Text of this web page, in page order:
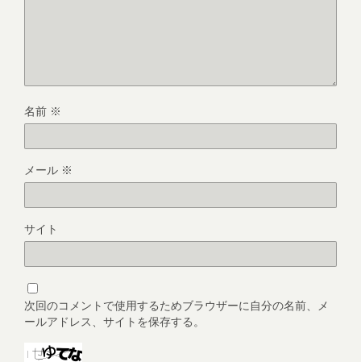
名前 ※
メール ※
サイト
次回のコメントで使用するためブラウザーに自分の名前、メ
ールアドレス、サイトを保存する。